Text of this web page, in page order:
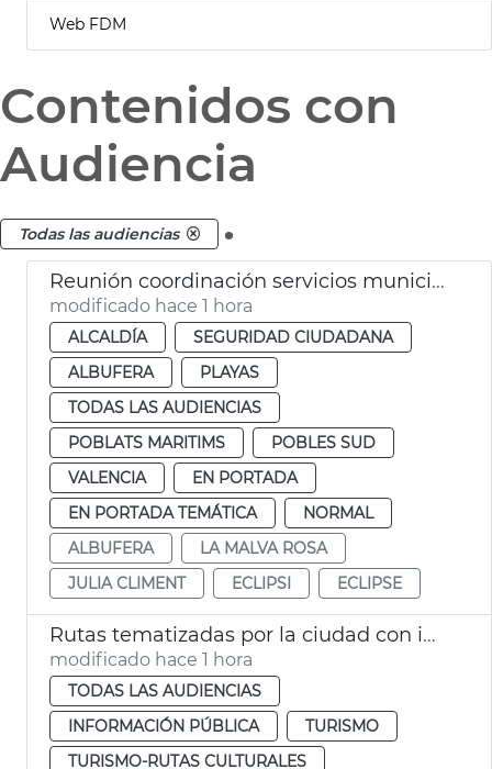
Web FDM
Contenidos con
Audiencia
Todas las audiencias .
Reunión coordinación servicios municipales eclipse València
modificado hace 1 hora
ALCALDÍA
SEGURIDAD CIUDADANA
ALBUFERA
PLAYAS
TODAS LAS AUDIENCIAS
POBLATS MARITIMS
POBLES SUD
VALENCIA
EN PORTADA
EN PORTADA TEMÁTICA
NORMAL
ALBUFERA
LA MALVA ROSA
JULIA CLIMENT
ECLIPSI ECLIPSE
Rutas tematizadas por la ciudad con intérprete de lengua de signos
modificado hace 1 hora
TODAS LAS AUDIENCIAS
INFORMACIÓN PÚBLICA
TURISMO
TURISMO-RUTAS CULTURALES